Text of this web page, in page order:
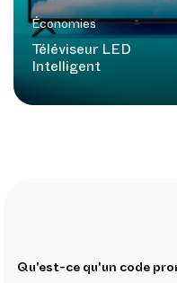
Économies
Téléviseur LED
Intelligent
Qu'est-ce qu'un code